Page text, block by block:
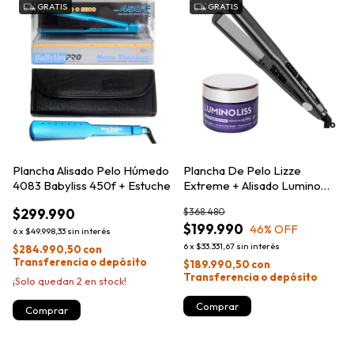
GRATIS
Plancha Alisado Pelo Húmedo
4083 Babyliss 450f + Estuche
$299.990
6x $49.998,33 sin interés
$284.990,50 con
Transferencia o depósito
¡Solo quedan 2 en stock!
GRATIS
Plancha De Pelo Lizze
Extreme + Alisado Lumino
$199.990
$368.480
46% OFF
6x $33.331,67 sin interés
$189.990,50 con
Transferencia o depósito